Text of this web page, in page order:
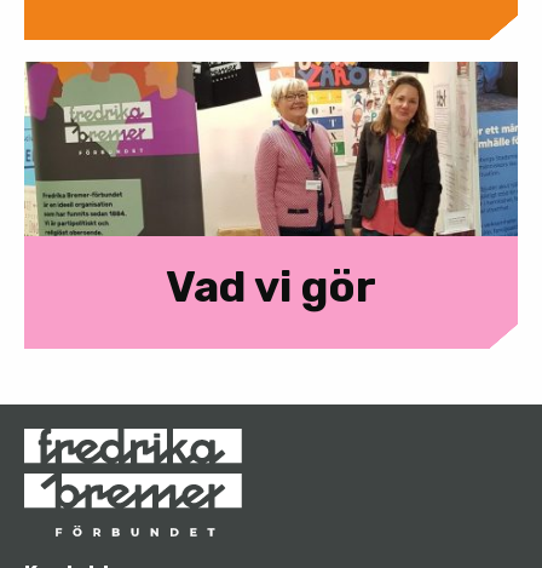
Vad vi gör